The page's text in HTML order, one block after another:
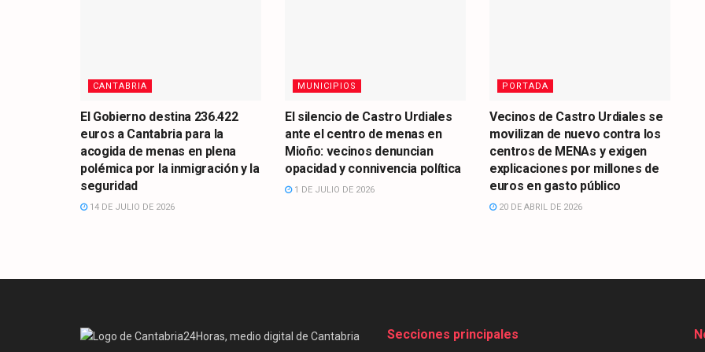
CANTABRIA
El Gobierno destina 236.422
euros a Cantabria para la
acogida de menas en plena
polémica por la inmigración y la
seguridad
14 DE JULIO DE 2026
MUNICIPIOS
El silencio de Castro Urdiales
ante el centro de menas en
Mioño: vecinos denuncian
opacidad y connivencia política
1 DE JULIO DE 2026
PORTADA
Vecinos de Castro Urdiales se
movilizan de nuevo contra los
centros de MENAs y exigen
explicaciones por millones de
euros en gasto público
20 DE ABRIL DE 2026
Secciones principales